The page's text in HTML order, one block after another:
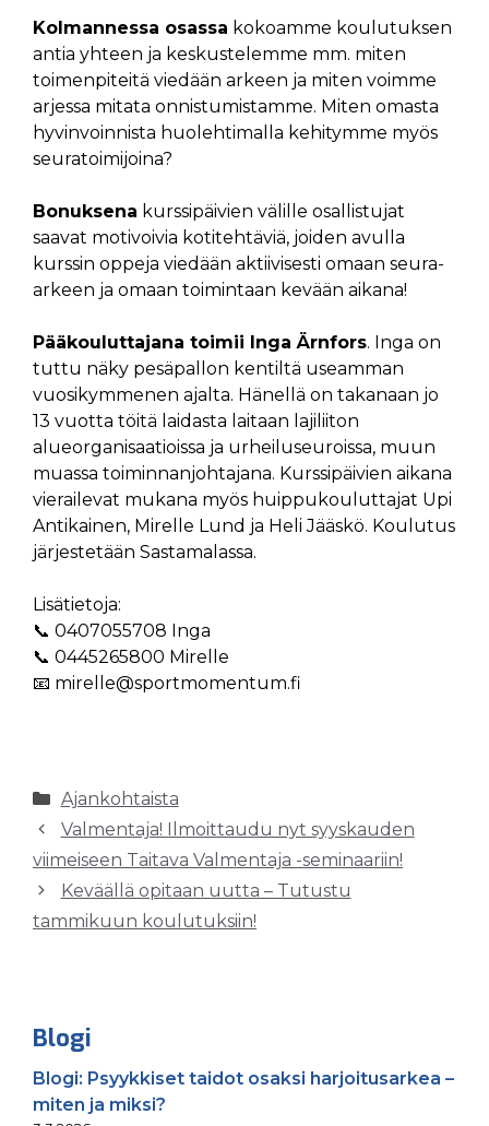
Kolmannessa osassa kokoamme koulutuksen
antia yhteen ja keskustelemme mm. miten
toimenpiteitä viedään arkeen ja miten voimme
arjessa mitata onnistumistamme. Miten omasta
hyvinvoinnista huolehtimalla kehitymme myös
seuratoimijoina?
Bonuksena kurssipäivien välille osallistujat
saavat motivoivia kotitehtäviä, joiden avulla
kurssin oppeja viedään aktiivisesti omaan seura-
arkeen ja omaan toimintaan kevään aikana!
Pääkouluttajana toimii Inga Ärnfors. Inga on
tuttu näky pesäpallon kentiltä useamman
vuosikymmenen ajalta. Hänellä on takanaan jo
13 vuotta töitä laidasta laitaan lajiliiton
alueorganisaatioissa ja urheiluseuroissa, muun
muassa toiminnanjohtajana. Kurssipäivien aikana
vierailevat mukana myös huippukouluttajat Upi
Antikainen, Mirelle Lund ja Heli Jääskö. Koulutus
järjestetään Sastamalassa.
Lisätietoja:
📞 0407055708 Inga
📞 0445265800 Mirelle
📧 mirelle@sportmomentum.fi
Kategoriat
Ajankohtaista
Valmentaja! Ilmoittaudu nyt syyskauden
viimeiseen Taitava Valmentaja -seminaariin!
Keväällä opitaan uutta – Tutustu
tammikuun koulutuksiin!
Blogi
Blogi: Psyykkiset taidot osaksi harjoitusarkea –
miten ja miksi?